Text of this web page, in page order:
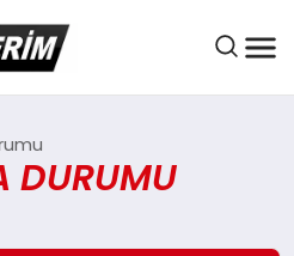
DURUMU